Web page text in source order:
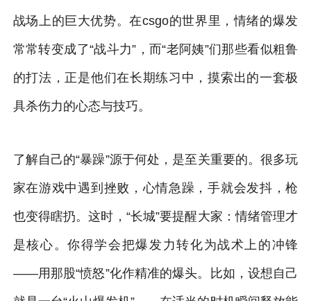
战场上的巨大优势。在csgo的世界里，情绪的爆发
常常转变成了“战斗力”，而“老阿姨”们那些看似粗鲁
的打法，正是他们在长期练习中，摸索出的一套极
具杀伤力的心态与技巧。
了解自己的“暴躁”源于何处，是至关重要的。很多玩
家在游戏中遇到挫败，心情急躁，手就会发抖，枪
也变得瞎扔。这时，“长城”要提醒大家：情绪管理才
是核心。你得学会把爆发力转化为战术上的冲锋
——用那股“愤怒”化作精准的爆头。比如，设想自己